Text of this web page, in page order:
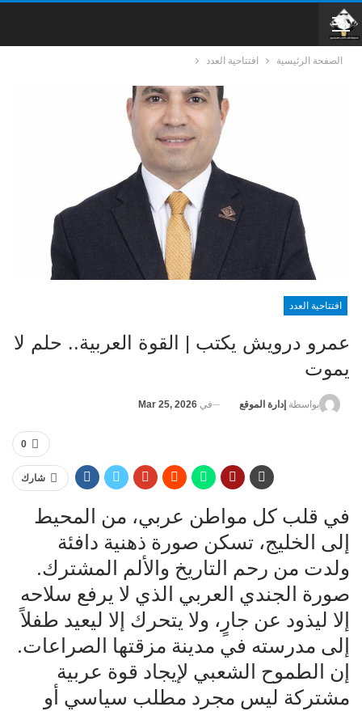
الصفحة الرئيسية افتتاحية العدد
افتتاحية العدد
عمرو درويش يكتب | القوة العربية.. حلم لا
يموت
بواسطة إدارة الموقع في Mar 25, 2026
0
شارك
في قلب كل مواطن عربي، من المحيط
إلى الخليج، تسكن صورة ذهنية دافئة
ولدت من رحم التاريخ والألم المشترك.
صورة الجندي العربي الذي لا يرفع سلاحه
إلا ليذود عن جارٍ، ولا يتحرك إلا ليعيد طفلاً
إلى مدرسته في مدينة مزقتها الصراعات.
إن الطموح الشعبي لإيجاد قوة عربية
مشتركة ليس مجرد مطلب سياسي أو